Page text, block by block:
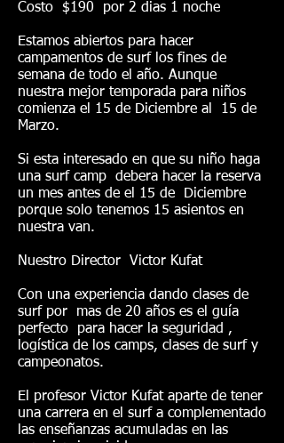
Costo $190 por 2 dias 1 noche
Estamos abiertos para hacer
campamentos de surf los fines de
semana de todo el año. Aunque
nuestra mejor temporada para niños
comienza el 15 de Diciembre al 15 de
Marzo.
Si esta interesado en que su niño haga
una surf camp debera hacer la reserva
un mes antes de el 15 de Diciembre
porque solo tenemos 15 asientos en
nuestra van.
Nuestro Director Victor Kufat
Con una experiencia dando clases de
surf por mas de 20 años es el guía
perfecto para hacer la seguridad ,
logística de los camps, clases de surf y
campeonatos.
El profesor Victor Kufat aparte de tener
una carrera en el surf a complementado
las enseñanzas acumuladas en las